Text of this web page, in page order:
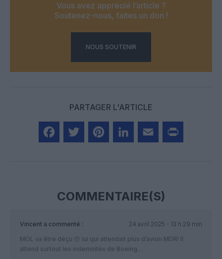
Vous avez apprécié l’article ?
Soutenez-nous, faites un don !
NOUS SOUTENIR
PARTAGER L'ARTICLE
COMMENTAIRE(S)
Vincent a commenté :
24 avril 2025 - 13 h 29 min
MOL va être déçu 😞 lui qui attendait plus d’avion MDR! Il
attend surtout les indemnités de Boeing…